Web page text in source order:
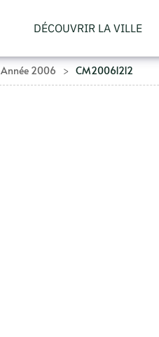
DÉCOUVRIR LA VILLE
Année 2006 CM20061212